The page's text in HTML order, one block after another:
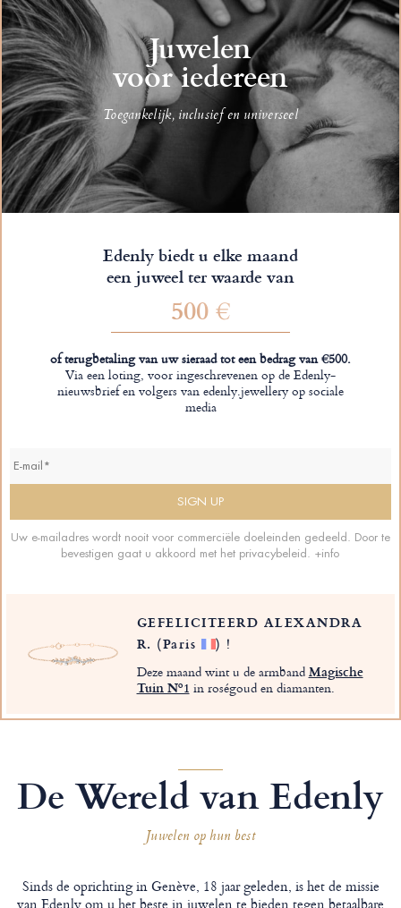
Juwelen
voor iedereen
Toegankelijk, inclusief en universeel
Edenly biedt u elke maand
een juweel ter waarde van
500 €
of terugbetaling van uw sieraad tot een bedrag van €500.
Via een loting, voor ingeschrevenen op de Edenly-
nieuwsbrief en volgers van edenly.jewellery op sociale
media
Uw e-mailadres wordt nooit voor commerciële doeleinden gedeeld. Door te
bevestigen gaat u akkoord met het privacybeleid. +info
GEFELICITEERD ALEXANDRA
R. (Paris ) !
Deze maand wint u de armbandMagische
Tuin Nº1 in roségoud en diamanten.
De Wereld van Edenly
Juwelen op hun best
Sinds de oprichting in Genève, 18 jaar geleden, is het de missie
van Edenly om u het beste in juwelen te bieden tegen betaalbare